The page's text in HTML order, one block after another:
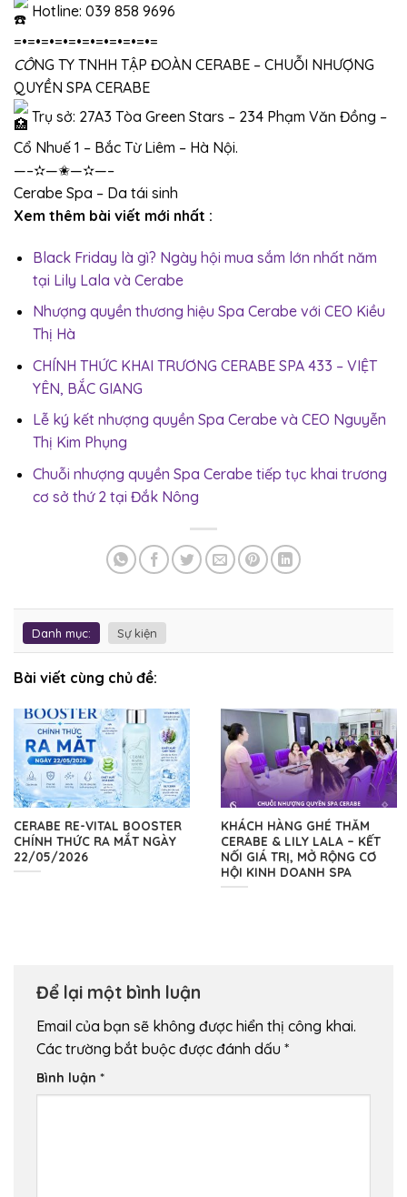
Hotline: 039 858 9696
=•=•=•=•=•=•=•=•=•=•=
CÔNG TY TNHH TẬP ĐOÀN CERABE – CHUỖI NHƯỢNG
QUYỀN SPA CERABE
Trụ sở: 27A3 Tòa Green Stars – 234 Phạm Văn Đồng –
Cổ Nhuế 1 – Bắc Từ Liêm – Hà Nội.
—–✫—✬—✫—–
Cerabe Spa – Da tái sinh
Xem thêm bài viết mới nhất :
Black Friday là gì? Ngày hội mua sắm lớn nhất năm
tại Lily Lala và Cerabe
Nhượng quyền thương hiệu Spa Cerabe với CEO Kiều
Thị Hà
CHÍNH THỨC KHAI TRƯƠNG CERABE SPA 433 – VIỆT
YÊN, BẮC GIANG
Lễ ký kết nhượng quyền Spa Cerabe và CEO Nguyễn
Thị Kim Phụng
Chuỗi nhượng quyền Spa Cerabe tiếp tục khai trương
cơ sở thứ 2 tại Đắk Nông
Danh mục: Sự kiện
Bài viết cùng chủ đề:
CERABE RE-VITAL BOOSTER
CHÍNH THỨC RA MẮT NGÀY
22/05/2026
KHÁCH HÀNG GHÉ THĂM
CERABE & LILY LALA – KẾT
NỐI GIÁ TRỊ, MỞ RỘNG CƠ
HỘI KINH DOANH SPA
Để lại một bình luận
Email của bạn sẽ không được hiển thị công khai.
Các trường bắt buộc được đánh dấu *
Bình luận *